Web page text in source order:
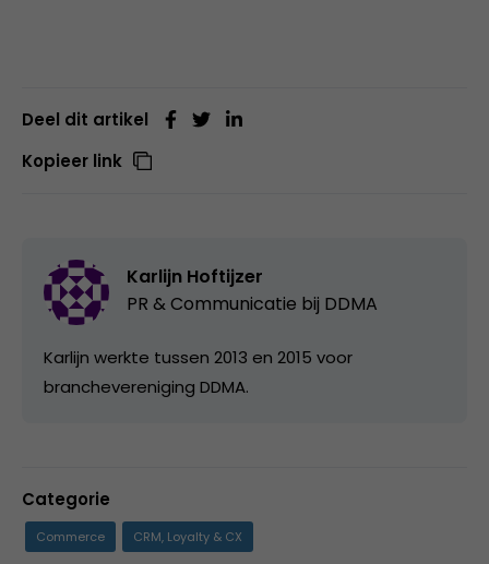
Deel dit artikel
Kopieer link
Karlijn Hoftijzer
PR & Communicatie bij DDMA
Karlijn werkte tussen 2013 en 2015 voor
branchevereniging DDMA.
Categorie
Commerce CRM, Loyalty & CX